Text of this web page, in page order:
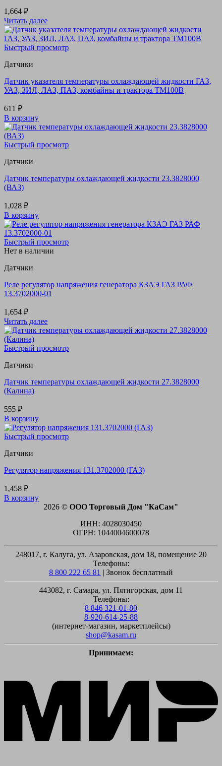
1,664 ₽
Читать далее
Быстрый просмотр
Датчики
Датчик указателя температуры охлаждающей жидкости ГАЗ,
УАЗ, ЗИЛ, ЛАЗ, ПАЗ, комбайны и трактора ТМ100В
611 ₽
В корзину
Быстрый просмотр
Датчики
Датчик температуры охлаждающей жидкости 23.3828000
(ВАЗ)
1,028 ₽
В корзину
Быстрый просмотр
Нет в наличии
Датчики
Реле регулятор напряжения генератора КЗАЭ ГАЗ РАФ
13.3702000-01
1,654 ₽
Читать далее
Быстрый просмотр
Датчики
Датчик температуры охлаждающей жидкости 27.3828000
(Калина)
555 ₽
В корзину
Быстрый просмотр
Датчики
Регулятор напряжения 131.3702000 (ГАЗ)
1,458 ₽
В корзину
2026 © ООО Торговый Дом "КаСам"
ИНН: 4028030450
ОГРН: 1044004600078
248017, г. Калуга, ул. Азаровская, дом 18, помещение 20
Телефоны:
8 800 222 65 81 | Звонок бесплатный
443082, г. Самара, ул. Пятигорская, дом 11
Телефоны:
8 846 321-01-80
8-920-614-25-88
(интернет-магазин, маркетплейсы)
shop@kasam.ru
Принимаем: